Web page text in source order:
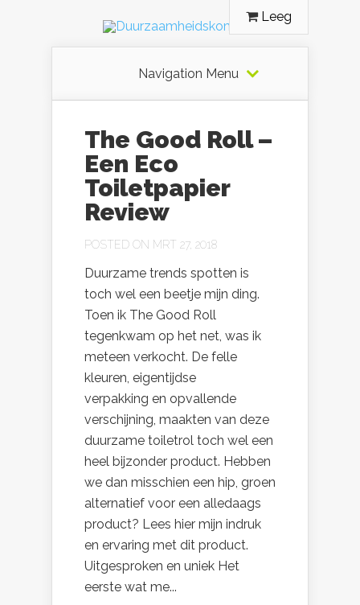
Leeg
Navigation Menu
The Good Roll –
Een Eco
Toiletpapier
Review
POSTED ON MRT 27, 2018
Duurzame trends spotten is
toch wel een beetje mijn ding.
Toen ik The Good Roll
tegenkwam op het net, was ik
meteen verkocht. De felle
kleuren, eigentijdse
verpakking en opvallende
verschijning, maakten van deze
duurzame toiletrol toch wel een
heel bijzonder product. Hebben
we dan misschien een hip, groen
alternatief voor een alledaags
product? Lees hier mijn indruk
en ervaring met dit product.
Uitgesproken en uniek Het
eerste wat me...